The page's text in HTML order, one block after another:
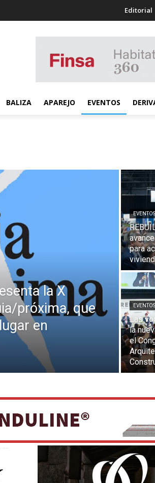
Editorial
BALIZA APAREJO EVENTOS
la X
próxima, que
en
EVENTOS
para
EVENTOS
Las
la
el